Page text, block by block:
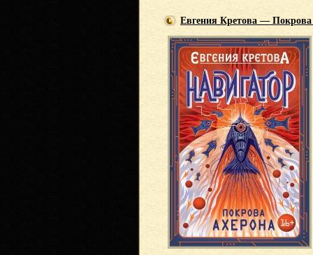
Евгения Кретова — Покрова